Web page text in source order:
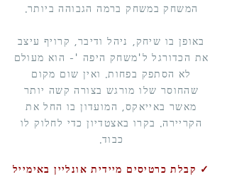
המשחק במשחק ברמה הגבוהה ביותר.
באופן בו שיחק, ניהל ודיבר, קרויף עיצב
את הכדורגל ל'משחק היפה '- הוא מעולם
לא הסתפק בפחות. ואין שום מקום
שהחוסר שלו מורגש בצורה קשה יותר
מאשר באייאקס, המועדון בו החל את
הקריירה. בקרו באצטדיון כדי לחלוק לו
כבוד.
✓ קבלת כרטיסים מיידית אונליין באימייל